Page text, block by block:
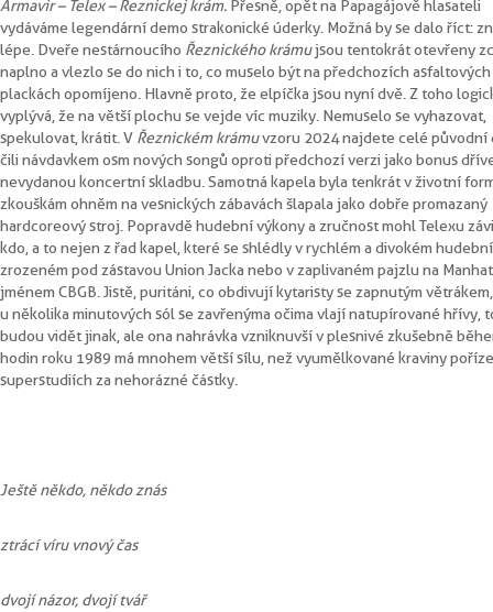
Armavir – Telex – Řeznickej krám. Přesně, opět na Papagájově hlasateli
vydáváme legendární demo strakonické úderky. Možná by se dalo říct:
lépe. Dveře nestárnoucího Řeznického krámujsou tentokrát otevřeny
naplno a vlezlo se do nich i to, co muselo být na předchozích asfaltových
plackách opomíjeno. Hlavně proto, že elpíčka jsou nyní dvě. Z toho
vyplývá, že na větší plochu se vejde víc muziky. Nemuselo se vyhazovat,
spekulovat, krátit. V Řeznickém krámuvzoru 2024 najdete celé původní
čili návdavkem osm nových songů oproti předchozí verzi jako bonus
nevydanou koncertní skladbu. Samotná kapela byla tenkrát v životní
zkouškám ohněm na vesnických zábavách šlapala jako dobře promazaný
hardcoreový stroj. Popravdě hudební výkony a zručnost mohl Telexu
kdo, a to nejen z řad kapel, které se shlédly v rychlém a divokém
zrozeném pod zástavou Union Jacka nebo v zaplivaném pajzlu na
jménem CBGB. Jistě, puritáni, co obdivují kytaristy se zapnutým
u několika minutových sól se zavřenýma očima vlají natupírované hřívy,
budou vidět jinak, ale ona nahrávka vzniknuvší v plesnivé zkušebně
hodin roku 1989 má mnohem větší sílu, než vyumělkované kraviny
superstudiích za nehorázné částky.
Ještě někdo, někdo z nás
ztrácí víru v nový čas
dvojí názor, dvojí tvář